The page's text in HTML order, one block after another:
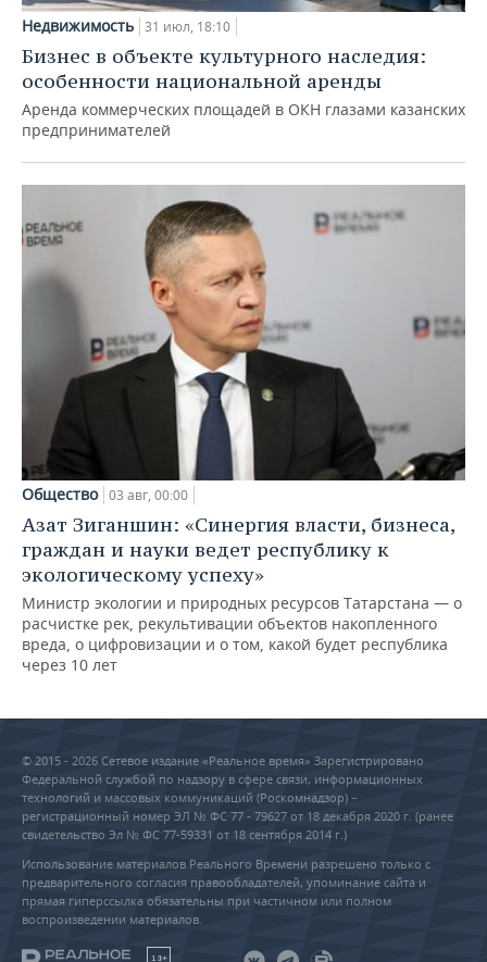
Недвижимость 31 июл, 18:10
Бизнес в объекте культурного наследия:
особенности национальной аренды
Аренда коммерческих площадей в ОКН глазами казанских
предпринимателей
Общество 03 авг, 00:00
Азат Зиганшин: «Синергия власти, бизнеса,
граждан и науки ведет республику к
экологическому успеху»
Министр экологии и природных ресурсов Татарстана — о
расчистке рек, рекультивации объектов накопленного
вреда, о цифровизации и о том, какой будет республика
через 10 лет
© 2015 - 2026 Сетевое издание «Реальное время» Зарегистрировано
Федеральной службой по надзору в сфере связи, информационных
технологий и массовых коммуникаций (Роскомнадзор) –
регистрационный номер ЭЛ № ФС 77 - 79627 от 18 декабря 2020 г. (ранее
свидетельство Эл № ФС 77-59331 от 18 сентября 2014 г.)
Использование материалов Реального Времени разрешено только с
предварительного согласия правообладателей, упоминание сайта и
прямая гиперссылка обязательны при частичном или полном
воспроизведении материалов.
18+